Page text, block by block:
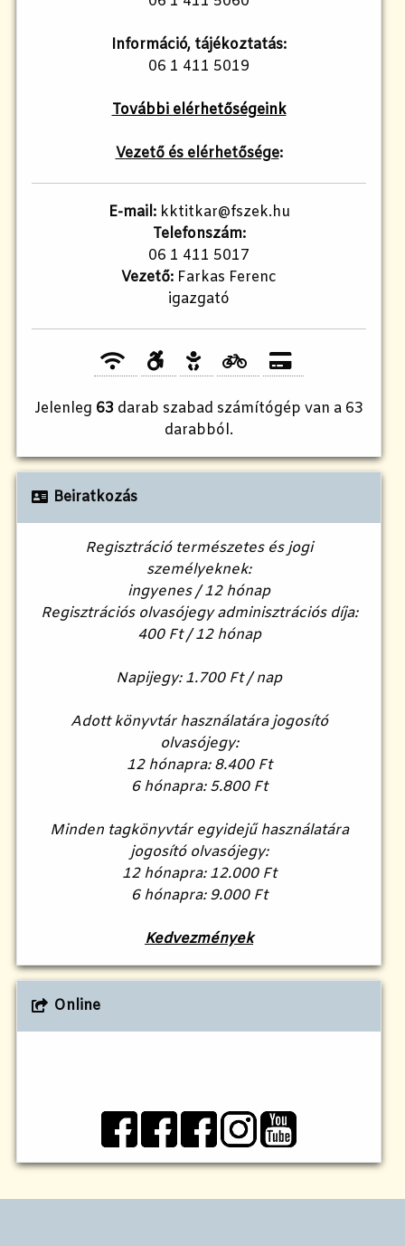
Információ, tájékoztatás:
06 1 411 5019
További elérhetőségeink
Vezető és elérhetősége:
E-mail:kktitkar@fszek.hu
Telefonszám:
06 1 411 5017
Vezető: Farkas Ferenc
igazgató
Jelenleg 63 darab szabad számítógép van a 63
darabból.
Beiratkozás
Regisztráció természetes és jogi
személyeknek:
ingyenes / 12 hónap
Regisztrációs olvasójegy adminisztrációs díja:
400 Ft / 12 hónap
Napijegy: 1.700 Ft / nap
Adott könyvtár használatára jogosító
olvasójegy:
12 hónapra: 8.400 Ft
6 hónapra: 5.800 Ft
Minden tagkönyvtár egyidejű használatára
jogosító olvasójegy:
12 hónapra: 12.000 Ft
6 hónapra: 9.000 Ft
Kedvezmények
Online